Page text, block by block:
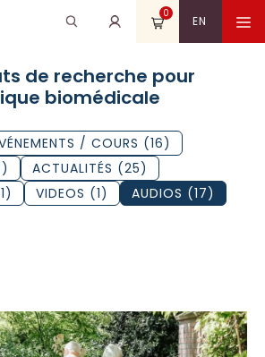
EN
0
de recherche pour
biomédicale
/ COURS (16)
ACTUALITÉS (25)
VIDEOS (1)
AUDIOS (17)